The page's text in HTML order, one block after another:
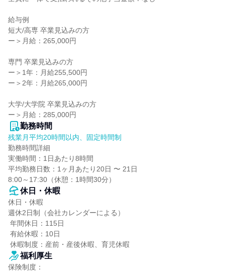
給与例
短大/高専 卒業見込みの方
ー＞月給：265,000円
専門 卒業見込みの方
ー＞1年：月給255,500円
ー＞2年：月給265,000円
大学/大学院 卒業見込みの方
ー＞月給：285,000円
勤務時間
残業月平均20時間以内、固定時間制
勤務時間詳細
実働時間：1日あたり8時間
平均勤務日数：1ヶ月あたり20日 〜 21日
8:00～17:30（休憩：1時間30分）
休日・休暇
休日・休暇
週休2日制（会社カレンダーによる）
休暇制度：産前・産後休暇、育児休暇
福利厚生
保険制度：